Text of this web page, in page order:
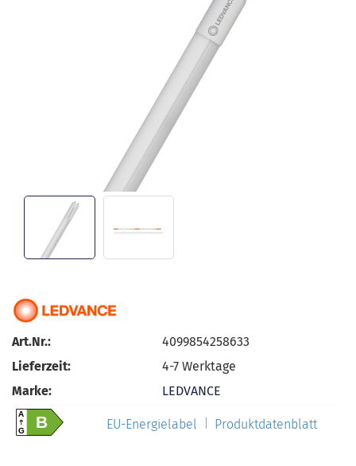
Art.Nr.:
4099854258633
Lieferzeit:
4-7 Werktage
Marke:
LEDVANCE
A
GB EU-Energielabel Produktdatenblatt